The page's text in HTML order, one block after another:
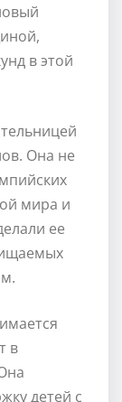
в этой
Она не
мира и
ее
в
детей с